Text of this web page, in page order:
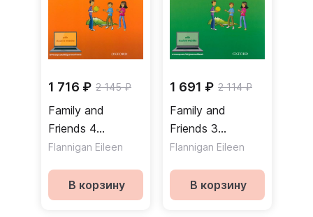
1 716 ₽ 2 145 ₽
Family and
Friends 4
Grammar Friends
Грамматика
Flannigan Eileen
В корзину
1 691 ₽ 2 114 ₽
Family and
Friends 3
Grammar Friends
Грамматика
Flannigan Eileen
В корзину